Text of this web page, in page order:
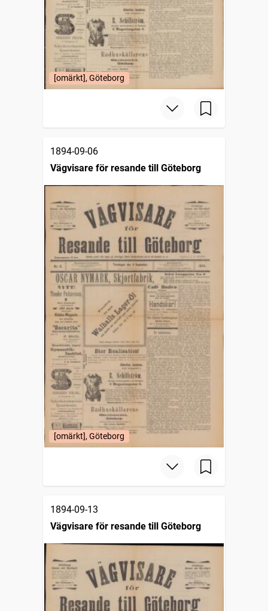
[omärkt], Göteborg
1894-09-06
Vägvisare för resande till Göteborg
[omärkt], Göteborg
1894-09-13
Vägvisare för resande till Göteborg